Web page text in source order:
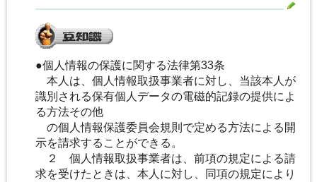
●個人情報の保護に関する法律第33条
本人は、個人情報取扱事業者に対し、当該本人が
識別される保有個人データの電磁的記録の提供によ
る方法その他
の個人情報保護委員会規則で定める方法による開
示を請求することができる。
２ 個人情報取扱事業者は、前項の規定による請
求を受けたときは、本人に対し、同項の規定により